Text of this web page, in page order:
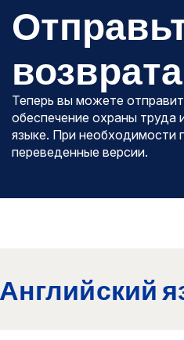
Теперь вы можете
обеспечение охраны труда
языке. При
переведенные версии.
Английский